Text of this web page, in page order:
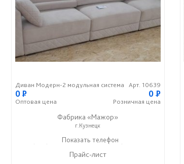
Диван Модерн-2 модульная система Арт. 10639
0P
Оптовая цена
0 P
Розничная цена
Фабрика «Мажор»
г.Кузнецк
+7 (999) 611-98-99 ☎+7 (999) 610-99-95
Показать телефон
Прайс-лист